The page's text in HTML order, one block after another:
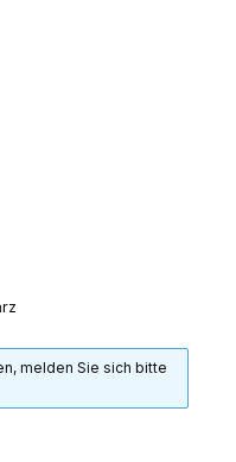
melden Sie sich bitte